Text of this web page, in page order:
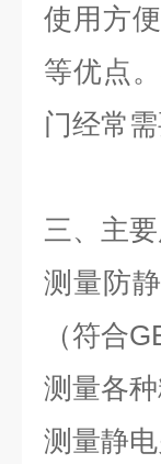
使用方
等优点
门经常
三、主
测量防
（符合
测量各
测量静